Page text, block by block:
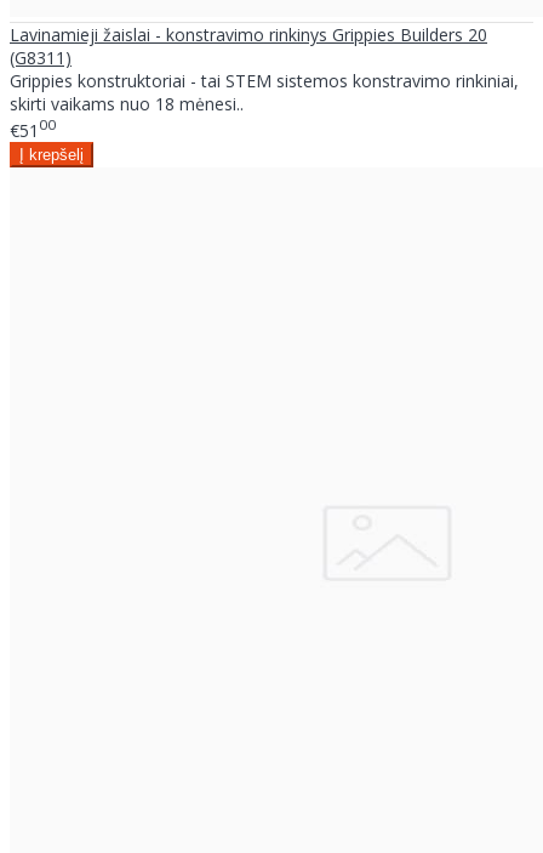
Lavinamieji žaislai - konstravimo rinkinys Grippies Builders 20
(G8311)
Grippies konstruktoriai - tai STEM sistemos konstravimo rinkiniai,
skirti vaikams nuo 18 mėnesi..
€51 00